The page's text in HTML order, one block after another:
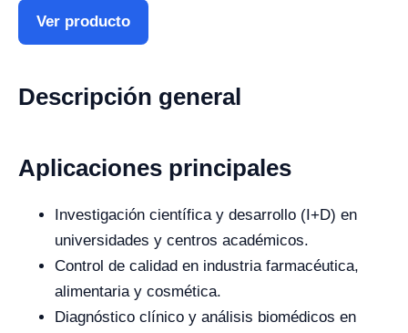
Ver producto
Descripción general
Aplicaciones principales
Investigación científica y desarrollo (I+D) en
universidades y centros académicos.
Control de calidad en industria farmacéutica,
alimentaria y cosmética.
Diagnóstico clínico y análisis biomédicos en